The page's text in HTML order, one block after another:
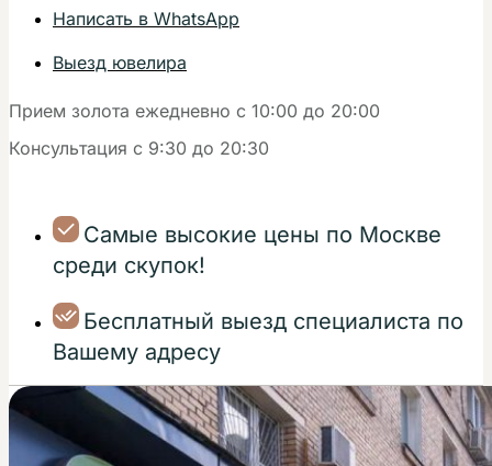
Написать в WhatsApp
Выезд ювелира
Прием золота ежедневно с 10:00 до 20:00
Консультация с 9:30 до 20:30
Самые высокие цены по Москве
среди скупок!
Бесплатный выезд специалиста по
Вашему адресу